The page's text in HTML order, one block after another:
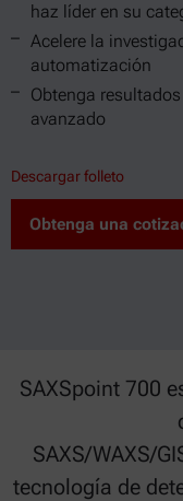
haz líder en su
Acelere la
automatización
Obtenga
avanzado
Descargar folleto
Obtenga una
SAXSpoint 700
SAXS/WAXS/
tecnología de